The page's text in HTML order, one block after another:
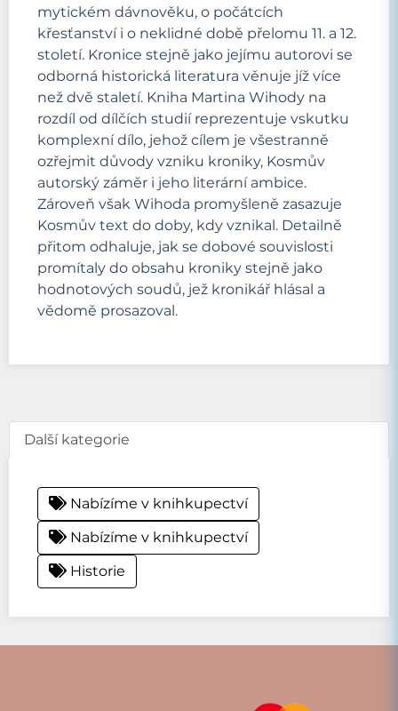
mytickém dávnověku, o počátcích
křesťanství i o neklidné době přelomu 11. a 12.
století. Kronice stejně jako jejímu autorovi se
odborná historická literatura věnuje jíž více
než dvě staletí. Kniha Martina Wihody na
rozdíl od dílčích studií reprezentuje vskutku
komplexní dílo, jehož cílem je všestranně
ozřejmit důvody vzniku kroniky, Kosmův
autorský záměr i jeho literární ambice.
Zároveň však Wihoda promyšleně zasazuje
Kosmův text do doby, kdy vznikal. Detailně
přitom odhaluje, jak se dobové souvislosti
promítaly do obsahu kroniky stejně jako
hodnotových soudů, jež kronikář hlásal a
vědomě prosazoval.
Další kategorie
Nabízíme v knihkupectví
Nabízíme v knihkupectví
Historie